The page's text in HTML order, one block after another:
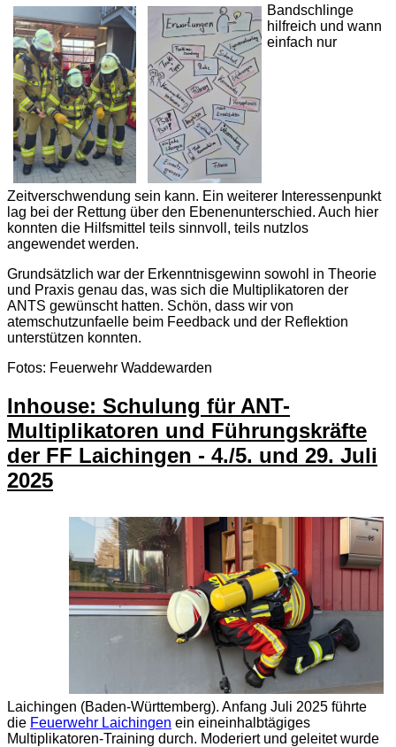
Bandschlinge
hilfreich und wann
einfach nur
Zeitverschwendung sein kann. Ein weiterer Interessenpunkt
lag bei der Rettung über den Ebenenunterschied. Auch hier
konnten die Hilfsmittel teils sinnvoll, teils nutzlos
angewendet werden.
Grundsätzlich war der Erkenntnisgewinn sowohl in Theorie
und Praxis genau das, was sich die Multiplikatoren der
ANTS gewünscht hatten. Schön, dass wir von
atemschutzunfaelle beim Feedback und der Reflektion
unterstützen konnten.
Fotos: Feuerwehr Waddewarden
Inhouse: Schulung für ANT-
Multiplikatoren und Führungskräfte
der FF Laichingen - 4./5. und 29. Juli
2025
Laichingen (Baden-Württemberg). Anfang Juli 2025 führte
die Feuerwehr Laichingen ein eineinhalbtägiges
Multiplikatoren-Training durch. Moderiert und geleitet wurde